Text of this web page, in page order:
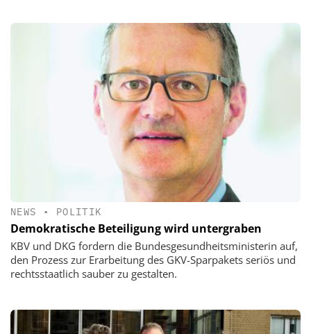
NEWS • POLITIK
Demokratische Beteiligung wird untergraben
KBV und DKG fordern die Bundesgesundheitsministerin auf,
den Prozess zur Erarbeitung des GKV-Sparpakets seriös und
rechtsstaatlich sauber zu gestalten.